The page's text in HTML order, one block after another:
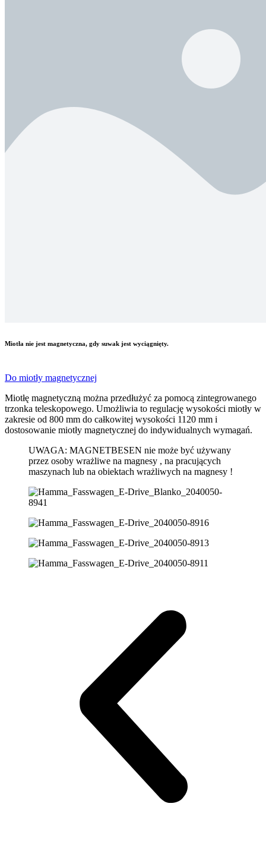
Miotła nie jest magnetyczna, gdy suwak jest wyciągnięty.
Do miotły magnetycznej
Miotłę magnetyczną można przedłużyć za pomocą zintegrowanego
trzonka teleskopowego. Umożliwia to regulację wysokości miotły w
zakresie od 800 mm do całkowitej wysokości 1120 mm i
dostosowanie miotły magnetycznej do indywidualnych wymagań.
UWAGA: MAGNETBESEN nie może być używany
przez osoby wrażliwe na magnesy , na pracujących
maszynach lub na obiektach wrażliwych na magnesy !